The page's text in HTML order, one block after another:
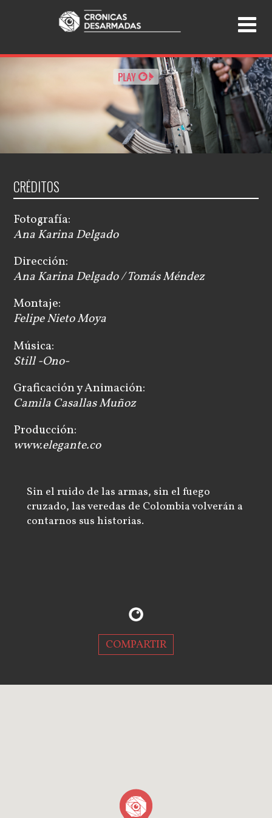
CRÉDITOS
Fotografía:
Ana Karina Delgado
Dirección:
Ana Karina Delgado / Tomás Méndez
Montaje:
Felipe Nieto Moya
Música:
Still -Ono-
Graficación y Animación:
Camila Casallas Muñoz
Producción:
www.elegante.co
Sin el ruido de las armas, sin el fuego
cruzado, las veredas de Colombia volverán a
contarnos sus historias.
COMPARTIR